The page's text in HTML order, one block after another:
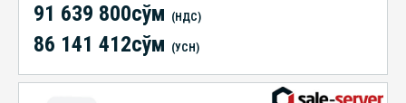
91 639 800сўм (НДС)
86 141 412сўм (УСН)